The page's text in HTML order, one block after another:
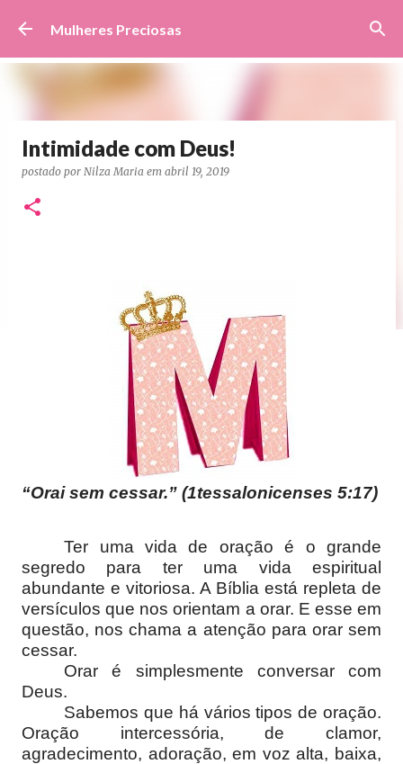
Pular para o conteúdo principal
Mulheres Preciosas
Intimidade com Deus!
postado por Nilza Maria em abril 19, 2019
“Orai sem cessar.” (1tessalonicenses 5:17)
Ter uma vida de oração é o grande
segredo para ter uma vida espiritual
abundante e vitoriosa. A Bíblia está repleta de
versículos que nos orientam a orar. E esse em
questão, nos chama a atenção para orar sem
cessar.
Orar é simplesmente conversar com
Deus.
Sabemos que há vários tipos de oração.
Oração intercessória, de clamor,
agradecimento, adoração, em voz alta, baixa,